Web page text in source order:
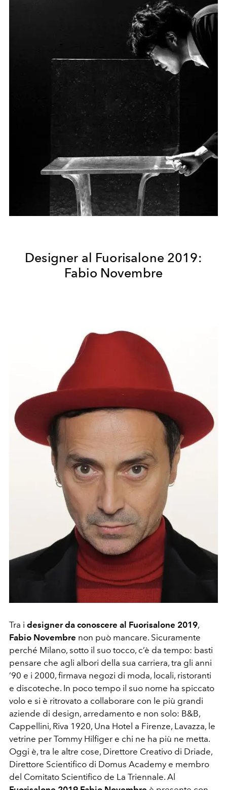
Designer al Fuorisalone 2019:
Fabio Novembre
Tra i designer da conoscere al Fuorisalone 2019,
Fabio Novembre non può mancare. Sicuramente
perché Milano, sotto il suo tocco, c’è da tempo: basti
pensare che agli albori della sua carriera, tra gli anni
’90 e i 2000, firmava negozi di moda, locali, ristoranti
e discoteche. In poco tempo il suo nome ha spiccato
volo e si è ritrovato a collaborare con le più grandi
aziende di design, arredamento e non solo: B&B,
Cappellini, Riva 1920, Una Hotel a Firenze, Lavazza, le
vetrine per Tommy Hilfiger e chi ne ha più ne metta.
Oggi è, tra le altre cose, Direttore Creativo di Driade,
Direttore Scientifico di Domus Academy e membro
del Comitato Scientifico de La Triennale. Al